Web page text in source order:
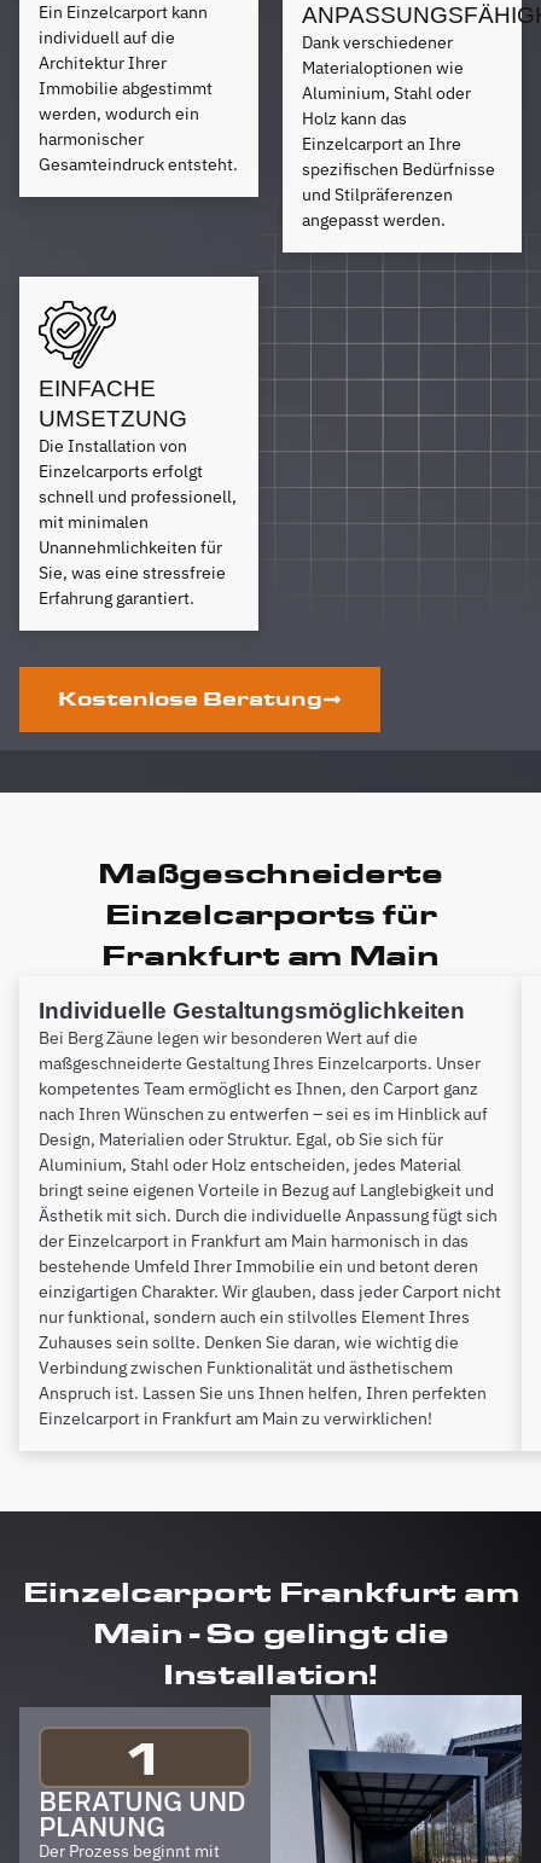
Ein Einzelcarport kann
individuell auf die
Architektur Ihrer
Immobilie abgestimmt
werden, wodurch ein
harmonischer
Gesamteindruck entsteht.
Dank verschiedener
Materialoptionen wie
Aluminium, Stahl oder
Holz kann das
Einzelcarport an Ihre
spezifischen Bedürfnisse
und Stilpräferenzen
angepasst werden.
EINFACHE
UMSETZUNG
Die Installation von
Einzelcarports erfolgt
schnell und professionell,
mit minimalen
Unannehmlichkeiten für
Sie, was eine stressfreie
Erfahrung garantiert.
Kostenlose Beratung
Maßgeschneiderte
Einzelcarports für
Frankfurt am Main
Individuelle Gestaltungsmöglichkeiten
Bei Berg Zäune legen wir besonderen Wert auf die
maßgeschneiderte Gestaltung Ihres Einzelcarports. Unser
kompetentes Team ermöglicht es Ihnen, den Carport ganz
nach Ihren Wünschen zu entwerfen – sei es im Hinblick auf
Design, Materialien oder Struktur. Egal, ob Sie sich für
Aluminium, Stahl oder Holz entscheiden, jedes Material
bringt seine eigenen Vorteile in Bezug auf Langlebigkeit und
Ästhetik mit sich. Durch die individuelle Anpassung fügt sich
der Einzelcarport in Frankfurt am Main harmonisch in das
bestehende Umfeld Ihrer Immobilie ein und betont deren
einzigartigen Charakter. Wir glauben, dass jeder Carport nicht
nur funktional, sondern auch ein stilvolles Element Ihres
Zuhauses sein sollte. Denken Sie daran, wie wichtig die
Verbindung zwischen Funktionalität und ästhetischem
Anspruch ist. Lassen Sie uns Ihnen helfen, Ihren perfekten
Einzelcarport in Frankfurt am Main zu verwirklichen!
Einzelcarport Frankfurt am
Main - So gelingt die
Installation!
1
BERATUNG UND
PLANUNG
Der Prozess beginnt mit